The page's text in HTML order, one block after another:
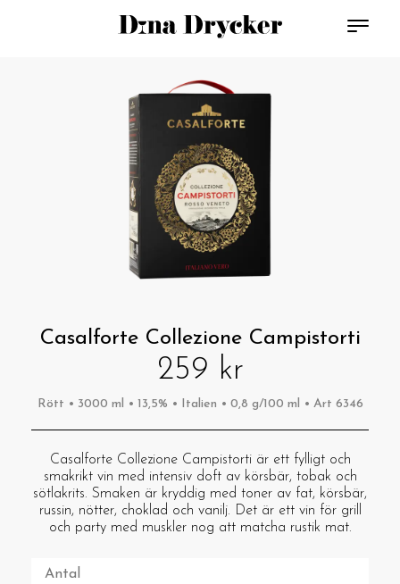
Casalforte Collezione Campistorti
259 kr
Rött • 3000 ml • 13,5% • Italien • 0,8 g/100 ml • Art 6346
Casalforte Collezione Campistorti är ett fylligt och
smakrikt vin med intensiv doft av körsbär, tobak och
sötlakrits. Smaken är kryddig med toner av fat, körsbär,
russin, nötter, choklad och vanilj. Det är ett vin för grill
och party med muskler nog att matcha rustik mat.